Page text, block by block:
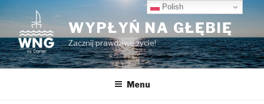
Przeskocz
do
treści
WYPŁYŃ NA GŁĘBIĘ
Zacznij prawdziwe życie!
Menu
Polish